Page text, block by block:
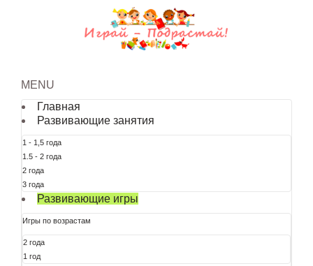
MENU
Главная
Развивающие занятия
1 - 1,5 года
1.5 - 2 года
2 года
3 года
Развивающие игры
Игры по возрастам
2 года
1 год